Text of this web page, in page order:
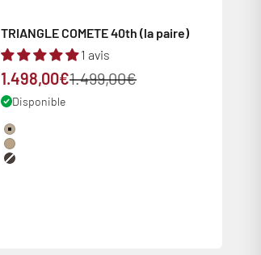
TRIANGLE COMETE 40th (la paire)
1 avis
Prix de vente
1.498,00€Prix normal
1.499,00€
Disponible
Couleur
Sycomore
Chêne
Palissandre